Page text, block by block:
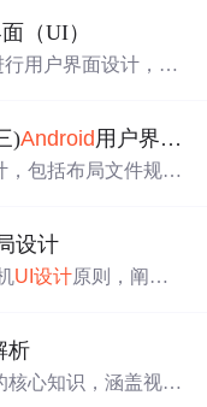
创建UI组件，如Tex
。总结指出，理
（UI）
行用户界面设计，包
交互。
)Android用户界面的设计布局与组件(一)用户界面布局设计(1)...
，包括布局文件规
可以更好地构建安
设计
UI设计原则，阐述
相关属性，最后提
析
核心知识，涵盖视图